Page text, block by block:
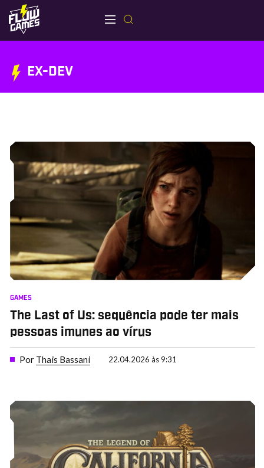
EX-DEV
GAMES
The Last of Us: sequência pode ter mais
pessoas imunes ao vírus
Por Thais Bassani 22.04.2026 às 9:31